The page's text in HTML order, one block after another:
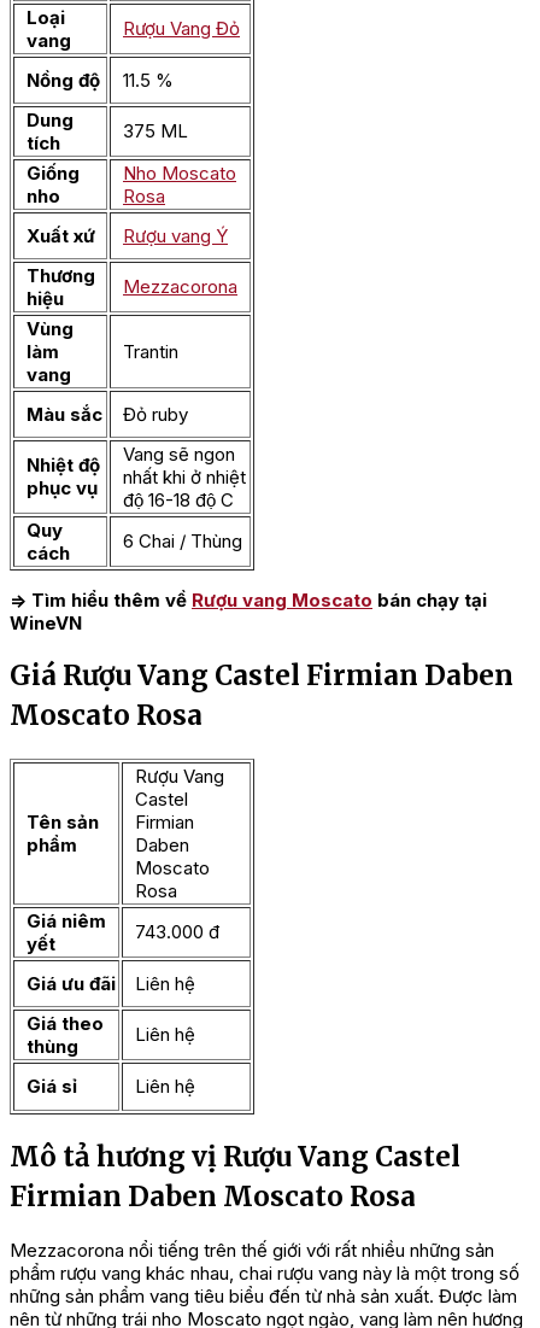
Loại
vang
Rượu Vang Đỏ
Nồng độ
11.5 %
Dung
tích
375 ML
Giống
nho
Nho Moscato
Rosa
Xuất xứ
Rượu vang Ý
Thương
hiệu
Mezzacorona
Vùng
làm
vang
Trantin
Màu sắc Đỏ ruby
Nhiệt độ
phục vụ
Vang sẽ ngon
nhất khi ở nhiệt
độ 16-18 độ C
Quy
cách
6 Chai / Thùng
=> Tìm hiểu thêm về Rượu vang Moscato bán chạy tại
WineVN
Giá Rượu Vang Castel Firmian Daben
Moscato Rosa
Tên sản
phẩm
Rượu Vang
Castel
Firmian
Daben
Moscato
Rosa
Giá niêm
yết
743.000 đ
Giá ưu đãi
Liên hệ
Giá theo
thùng
Liên hệ
Giá sỉ Liên hệ
Mô tả hương vị Rượu Vang Castel
Firmian Daben Moscato Rosa
Mezzacorona nổi tiếng trên thế giới với rất nhiều những sản
phẩm rượu vang khác nhau, chai rượu vang này là một trong số
những sản phẩm vang tiêu biểu đến từ nhà sản xuất. Được làm
nên từ những trái nho Moscato ngọt ngào, vang làm nên hương